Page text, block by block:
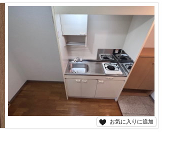
お気に入りに追加